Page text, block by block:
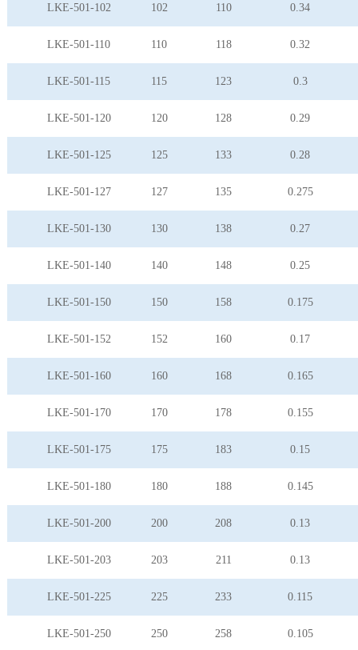
LKE-501-102 102 110 0.34
LKE-501-110 110 118 0.32
LKE-501-115 115 123 0.3
LKE-501-120 120 128 0.29
LKE-501-125 125 133 0.28
LKE-501-127 127 135 0.275
LKE-501-130 130 138 0.27
LKE-501-140 140 148 0.25
LKE-501-150 150 158 0.175
LKE-501-152 152 160 0.17
LKE-501-160 160 168 0.165
LKE-501-170 170 178 0.155
LKE-501-175 175 183 0.15
LKE-501-180 180 188 0.145
LKE-501-200 200 208 0.13
LKE-501-203 203 211 0.13
LKE-501-225 225 233 0.115
LKE-501-250 250 258 0.105